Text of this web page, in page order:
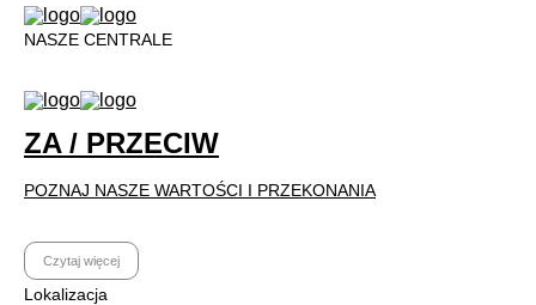
NASZE CENTRALE
ZA / PRZECIW
POZNAJ NASZE WARTOŚCI I PRZEKONANIA
Czytaj więcej
Lokalizacja